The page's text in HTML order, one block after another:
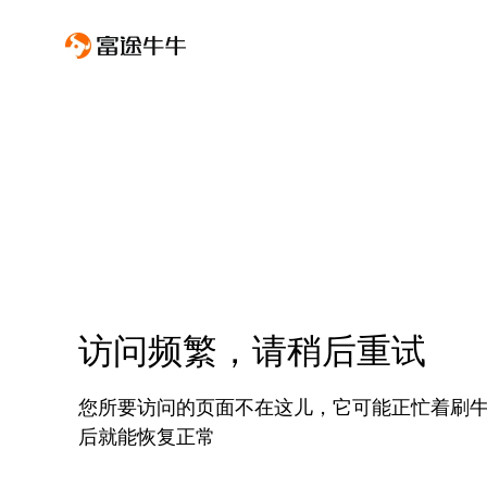
访问频繁，请稍后重试
您所要访问的页面不在这儿，它可能正忙着刷
后就能恢复正常